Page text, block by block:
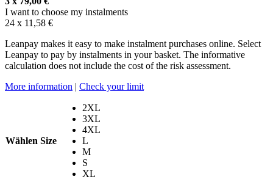
I want to choose my instalments
24 x 11,58 €
Leanpay makes it easy to make instalment purchases online. Select
Leanpay to pay by instalments in your basket. The informative
calculation does not include the cost of the risk assessment.
More information | Check your limit
Wählen Size
2XL
3XL
4XL
L
M
S
XL